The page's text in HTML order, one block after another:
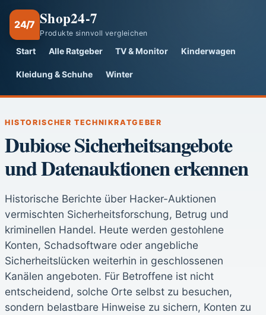
24/7 Shop24-7
Produkte sinnvoll vergleichen
Start Alle Ratgeber TV & Monitor Kinderwagen
Kleidung & Schuhe Winter
HISTORISCHER TECHNIKRATGEBER
Dubiose Sicherheitsangebote
und Datenauktionen erkennen
Historische Berichte über Hacker-Auktionen
vermischten Sicherheitsforschung, Betrug und
kriminellen Handel. Heute werden gestohlene
Konten, Schadsoftware oder angebliche
Sicherheitslücken weiterhin in geschlossenen
Kanälen angeboten. Für Betroffene ist nicht
entscheidend, solche Orte selbst zu besuchen,
sondern belastbare Hinweise zu sichern, Konten zu